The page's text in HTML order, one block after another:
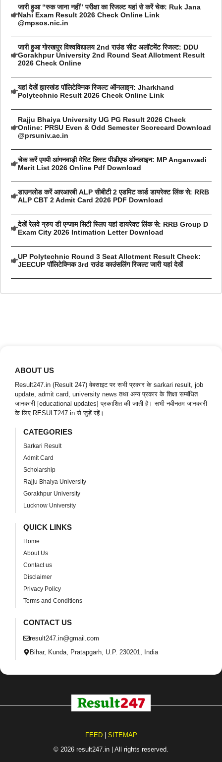
जारी हुआ “रुक जाना नहीं” परीक्षा का रिजल्ट यहां से करें चेक: Ruk Jana
Nahi Exam Result 2026 Check Online Link
@mpsos.nic.in
जारी हुआ गोरखपुर विश्वविद्यालय 2nd राउंड सीट अलॉटमेंट रिजल्ट: DDU
Gorakhpur University 2nd Round Seat Allotment Result
2026 Check Online
यहां देखें झारखंड पॉलिटेक्निक रिजल्ट ऑनलाइन: Jharkhand
Polytechnic Result 2026 Check Online Link
Rajju Bhaiya University UG PG Result 2026 Check
Online: PRSU Even & Odd Semester Scorecard Download
@prsuniv.ac.in
चेक करें एमपी आंगनवाड़ी मेरिट लिस्ट पीडीएफ ऑनलाइन: MP Anganwadi
Merit List 2026 Online Pdf Download
डाउनलोड करें आरआरबी ALP सीबीटी 2 एडमिट कार्ड डायरेक्ट लिंक से: RRB
ALP CBT 2 Admit Card 2026 PDF Download
देखें रेलवे ग्रुप डी एग्जाम सिटी स्लिप यहां डायरेक्ट लिंक से: RRB Group D
Exam City 2026 Intimation Letter Download
UP Polytechnic Round 3 Seat Allotment Result Check:
JEECUP पॉलिटेक्निक 3rd राउंड काउंसलिंग रिजल्ट जारी यहां देखें
ABOUT US
Result247.in (Result 247) वेबसाइट पर सभी प्रकार के sarkari result, job
update, admit card, university news तथा अन्य प्रकार के शिक्षा सम्बंधित
जानकारी [educational updates] प्रकाशित की जाती है। सभी नवीनतम जानकारी
के लिए RESULT247.in से जुड़ें रहें।
CATEGORIES
Sarkari Result
Admit Card
Scholarship
Rajju Bhaiya University
Gorakhpur University
Lucknow University
QUICK LINKS
Home
About Us
Contact us
Disclaimer
Privacy Policy
Terms and Conditions
CONTACT US
result247.in@gmail.com
Bihar, Kunda, Pratapgarh, U.P. 230201, India
FEED| SITEMAP
© 2026 result247.in | All rights reserved.